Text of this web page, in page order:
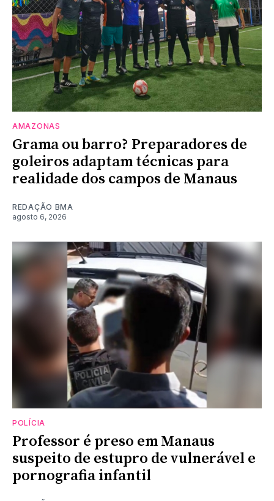
AMAZONAS
Grama ou barro? Preparadores de
goleiros adaptam técnicas para
realidade dos campos de Manaus
REDAÇÃO BMA
agosto 6, 2026
POLÍCIA
Professor é preso em Manaus
suspeito de estupro de vulnerável e
pornografia infantil